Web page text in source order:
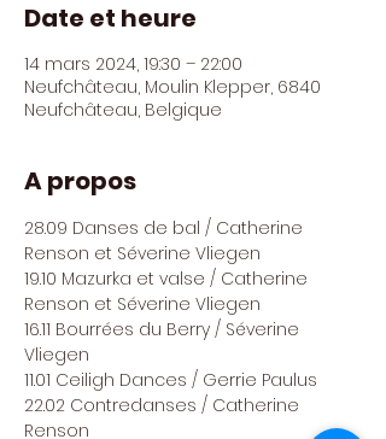
Date et heure
14 mars 2024, 19:30 – 22:00
Neufchâteau, Moulin Klepper, 6840
Neufchâteau, Belgique
A propos
28.09 Danses de bal / Catherine
Renson et Séverine Vliegen
19.10 Mazurka et valse / Catherine
Renson et Séverine Vliegen
16.11 Bourrées du Berry / Séverine
Vliegen
11.01 Ceiligh Dances / Gerrie Paulus
22.02 Contredanses / Catherine
Renson